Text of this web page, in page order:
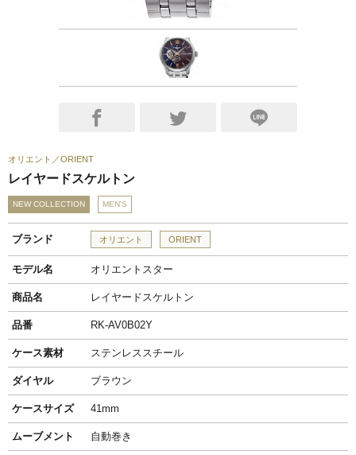
オリエント ORIENT
レイヤードスケルトン
NEW COLLECTION MEN'S
ブランド オリエント ORIENT
モデル名 オリエントスター
商品名 レイヤードスケルトン
品番 RK-AV0B02Y
ケース素材 ステンレススチール
ダイヤル ブラウン
ケースサイズ 41mm
ムーブメント 自動巻き